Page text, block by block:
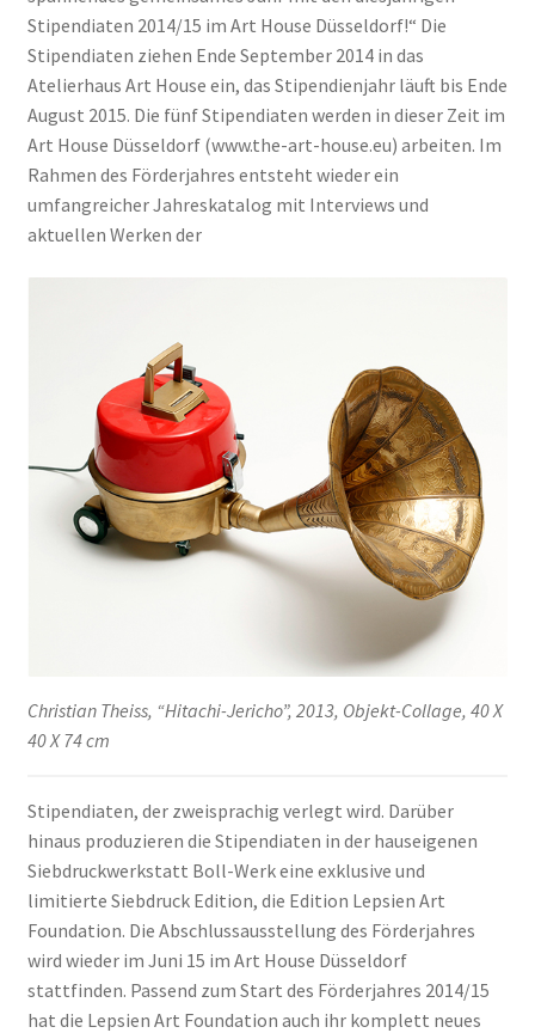
Stipendiaten 2014/15 im Art House Düsseldorf!“ Die
Stipendiaten ziehen Ende September 2014 in das
Atelierhaus Art House ein, das Stipendienjahr läuft bis Ende
August 2015. Die fünf Stipendiaten werden in dieser Zeit im
Art House Düsseldorf (www.the-art-house.eu) arbeiten. Im
Rahmen des Förderjahres entsteht wieder ein
umfangreicher Jahreskatalog mit Interviews und
aktuellen Werken der
Christian Theiss, “Hitachi-Jericho”, 2013, Objekt-Collage, 40 X
40 X 74 cm
Stipendiaten, der zweisprachig verlegt wird. Darüber
hinaus produzieren die Stipendiaten in der hauseigenen
Siebdruckwerkstatt Boll-Werk eine exklusive und
limitierte Siebdruck Edition, die Edition Lepsien Art
Foundation. Die Abschlussausstellung des Förderjahres
wird wieder im Juni 15 im Art House Düsseldorf
stattfinden. Passend zum Start des Förderjahres 2014/15
hat die Lepsien Art Foundation auch ihr komplett neues